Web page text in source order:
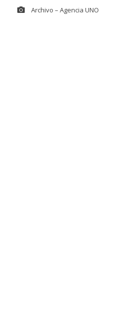
Archivo – Agencia UNO